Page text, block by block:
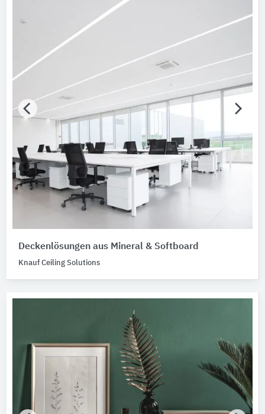
Deckenlösungen aus Mineral & Softboard
Knauf Ceiling Solutions